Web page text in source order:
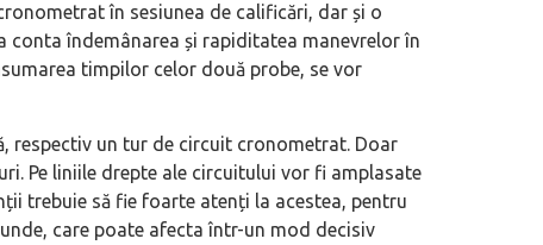
în sesiunea de calificări, dar și o
conta îndemânarea și rapiditatea manevrelor în
timpilor celor două probe, se vor
respectiv un tur de circuit cronometrat. Doar
Pe liniile drepte ale circuitului vor fi amplasate
trebuie să fie foarte atenți la acestea, pentru
care poate afecta într-un mod decisiv
avioane, numele Hennessey
un apropo. Unul pertinent, de
Prima sportivă cu motor central a
de noua ediție limitată Lamborghini
60° Hommage